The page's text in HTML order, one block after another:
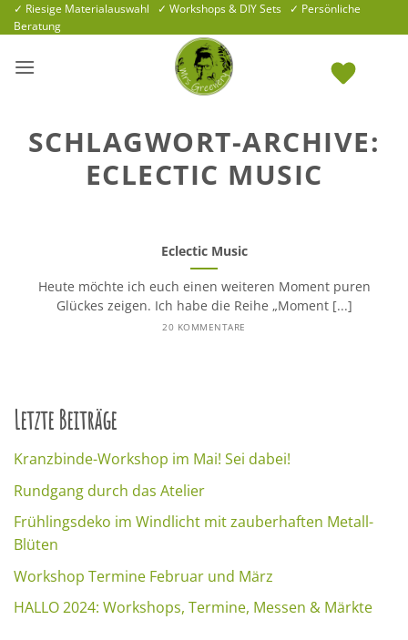
Zum
Inhalt
✓ Riesige Materialauswahl ✓ Workshops & DIY Sets ✓ Persönliche
Beratung
SCHLAGWORT-ARCHIVE:
ECLECTIC MUSIC
Letzte Beiträge
Kranzbinde-Workshop im Mai! Sei dabei!
Rundgang durch das Atelier
Frühlingsdeko im Windlicht mit zauberhaften Metall-
Blüten
Workshop Termine Februar und März
HALLO 2024: Workshops, Termine, Messen & Märkte
Eclectic Music
Heute möchte ich euch einen weiteren Moment puren
Glückes zeigen. Ich habe die Reihe „Moment [...]
20 KOMMENTARE